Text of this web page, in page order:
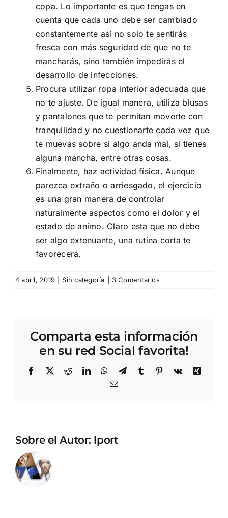
copa. Lo importante es que tengas en
cuenta que cada uno debe ser cambiado
constantemente así no solo te sentirás
fresca con más seguridad de que no te
mancharás, sino también impedirás el
desarrollo de infecciones.
Procura utilizar ropa interior adecuada que
no te ajuste. De igual manera, utiliza blusas
y pantalones que te permitan moverte con
tranquilidad y no cuestionarte cada vez que
te muevas sobre si algo anda mal, si tienes
alguna mancha, entre otras cosas.
Finalmente, haz actividad física. Aunque
parezca extraño o arriesgado, el ejercicio
es una gran manera de controlar
naturalmente aspectos como el dolor y el
estado de animo. Claro esta que no debe
ser algo extenuante, una rutina corta te
favorecerá.
4 abril, 2019 Sin categoría 3 Comentarios
Comparta esta información
en su red Social favorita!
Facebook
X RedditLinkedInWhatsApp
TelegramTumblr Pinterest
Vk
Xing
Correo
Sobre el Autor: lport